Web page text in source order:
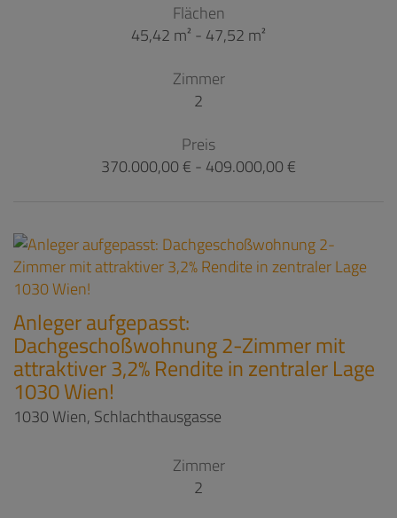
Flächen
45,42 m² - 47,52 m²
Zimmer
2
Preis
370.000,00 € - 409.000,00 €
Anleger aufgepasst:
Dachgeschoßwohnung 2-Zimmer mit
attraktiver 3,2% Rendite in zentraler Lage
1030 Wien!
1030 Wien, Schlachthausgasse
Zimmer
2